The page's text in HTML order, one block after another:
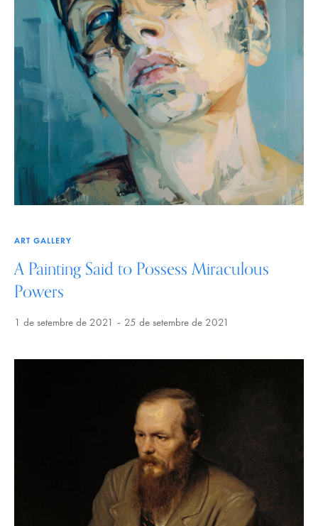
ART GALLERY
A Painting Said to Possess Miraculous
Powers
1 de setembre de 2021 25 de setembre de 2021